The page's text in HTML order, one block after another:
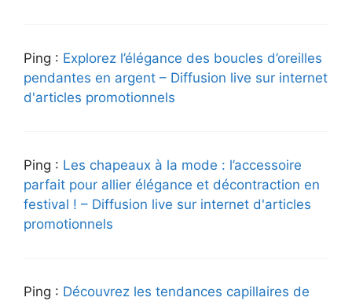
Ping : Explorez l’élégance des boucles d’oreilles
pendantes en argent – Diffusion live sur internet
d'articles promotionnels
Ping : Les chapeaux à la mode : l’accessoire
parfait pour allier élégance et décontraction en
festival ! – Diffusion live sur internet d'articles
promotionnels
Ping : Découvrez les tendances capillaires de